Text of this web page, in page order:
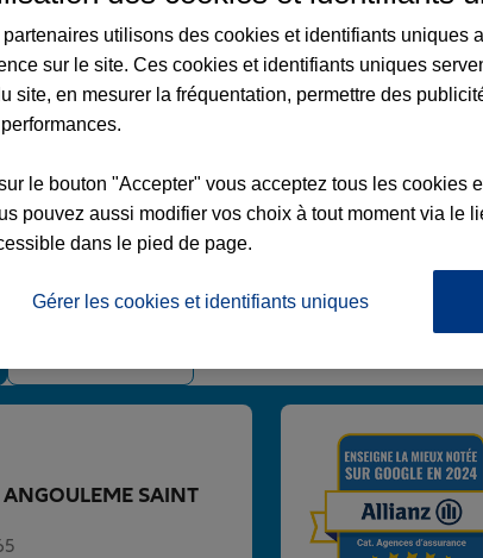
SAINT ROCH
SAINT
partenaires utilisons des cookies et identifiants uniques
sur le site. Ces cookies et identifiants uniques
site, en mesurer la fréquentation, permettre des
le bouton "Accepter" vous acceptez tous les cookies
pouvez aussi modifier vos choix à tout moment via le
dans le pied de page.
Gérer les cookies et identifiants uniques